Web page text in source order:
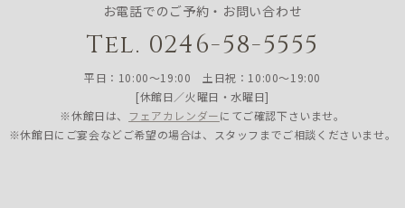
お電話でのご予約・お問い合わせ
Tel. 0246-58-5555
平日：10:00〜19:00 土日祝：10:00〜19:00
[休館日／火曜日・水曜日]
※休館日は、 フェアカレンダーにてご確認下さいませ。
※休館日にご宴会などご希望の場合は、スタッフまでご相談くださいませ。